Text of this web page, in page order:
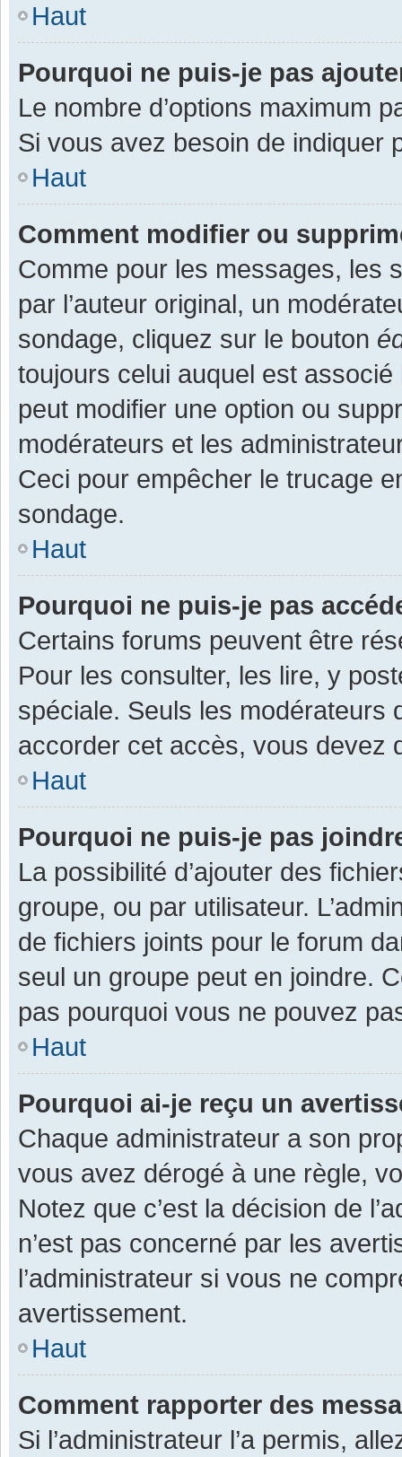
Haut
Pourquoi ne puis-je pas
Le nombre d’options maximum
Si vous avez besoin de indiquer
Haut
Comment modifier ou
Comme pour les messages, les
par l’auteur original, un
sondage, cliquez sur le bouton
toujours celui auquel est associé
peut modifier une option ou
modérateurs et les
Ceci pour empêcher le trucage
sondage.
Haut
Pourquoi ne puis-je pas
Certains forums peuvent être
Pour les consulter, les lire, y
spéciale. Seuls les modérateurs
accorder cet accès, vous devez
Haut
Pourquoi ne puis-je pas
La possibilité d’ajouter des
groupe, ou par utilisateur.
de fichiers joints pour le forum
seul un groupe peut en joindre.
pas pourquoi vous ne pouvez
Haut
Pourquoi ai-je reçu un
Chaque administrateur a son
vous avez dérogé à une règle,
Notez que c’est la décision de
n’est pas concerné par les
l’administrateur si vous ne
avertissement.
Haut
Comment rapporter des
Si l’administrateur l’a permis,